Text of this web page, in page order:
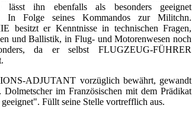
lässt ihn ebenfalls als besonders geeignet
In Folge seines Kommandos zur Militchn.
besitzt er Kenntnisse in technischen Fragen,
und Ballistik, in Flug- und Motorenwesen noch
da er selbst FLUGZEUG-FÜHRER
ADJUTANT vorzüglich bewährt, gewandt
Dolmetscher im Französischen mit dem Prädikat
geeignet". Füllt seine Stelle vortrefflich aus.